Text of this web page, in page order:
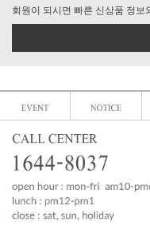
회원이 되시면 빠른 신상품 정